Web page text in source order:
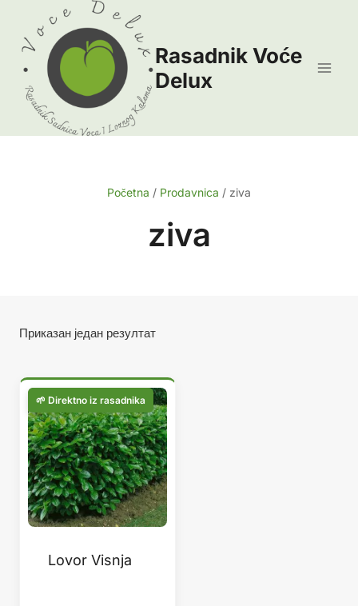
content
Rasadnik Voće
Delux
Početna / Prodavnica / ziva
ziva
Приказан један резултат
Lovor Visnja